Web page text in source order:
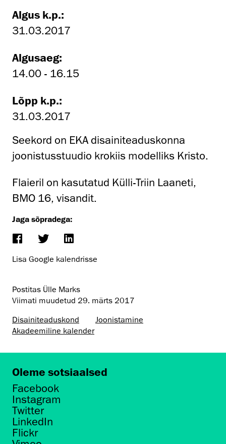
Algus k.p.:
31.03.2017
Algusaeg:
14.00 - 16.15
Lõpp k.p.:
31.03.2017
Seekord on EKA disainiteaduskonna
joonistusstuudio krokiis modelliks Kristo.
Flaieril on kasutatud Külli-Triin Laaneti,
BMO 16, visandit.
Jaga sõpradega:
Lisa Google kalendrisse
Postitas Ülle Marks
Viimati muudetud 29. märts 2017
Disaini­­teaduskond
Joonistamine
Akadeemiline kalender
Oleme sotsiaalsed
Facebook
Instagram
Twitter
LinkedIn
Flickr